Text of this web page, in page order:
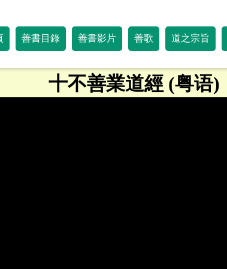
善書目錄 善書影片 善歌 道之宗旨
十不善業道經 (粤语)